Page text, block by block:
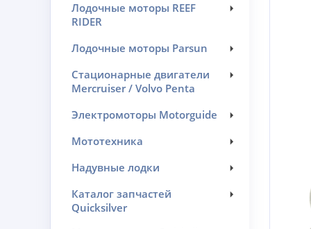
Лодочные моторы REEF
RIDER
Лодочные моторы Parsun
Стационарные двигатели
Mercruiser / Volvo Penta
Электромоторы Motorguide
Мототехника
Надувные лодки
Каталог запчастей
Quicksilver